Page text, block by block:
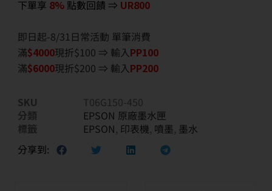
下單享 8% 點數回饋 ⇒ UR800
即日起-8/31日常活動 單筆消費
滿$4000現折$100 ⇒ 輸入PP100
滿$6000現折$200 ⇒ 輸入PP200
SKU
T06G150-450
分類
EPSON 原廠墨水匣
標籤
EPSON, 印表機, 噴墨, 墨水
分享到: